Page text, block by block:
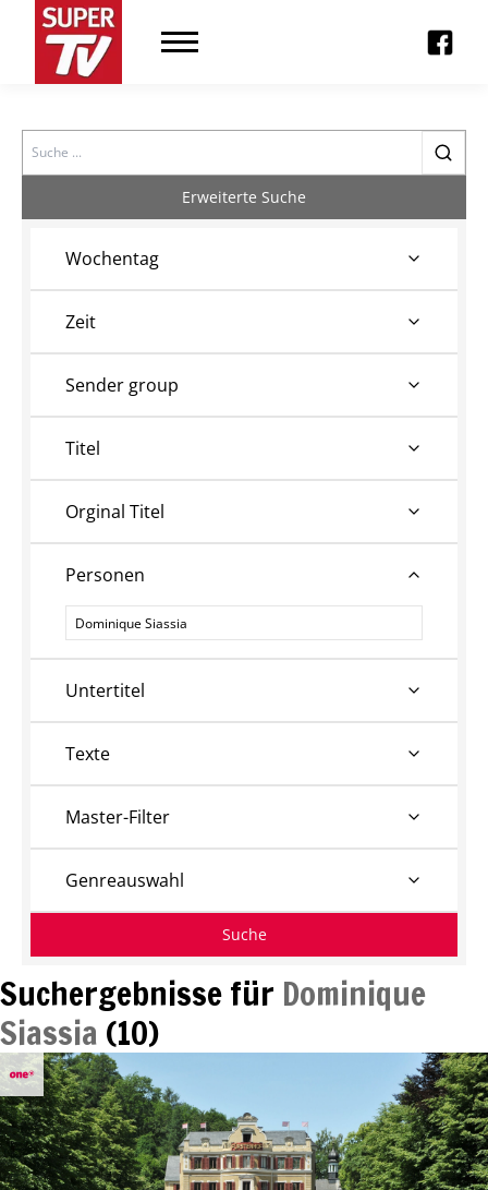
Search
Suchergebnisse für Dominique
Siassia (10)
Erweiterte Suche
Wochentag
Zeit
Sender group
Titel
Orginal Titel
Personen
Personen
Untertitel
Texte
Master-Filter
Genreauswahl
Suche